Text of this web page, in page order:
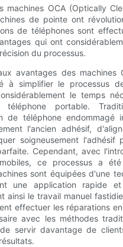
machines OCA (Optically
de pointe ont
de téléphones sont
qui ont
du processus.
avantages des machines
à simplifier le processus
le temps
portable.
de téléphone endommagé
l'ancien adhésif,
soigneusement l'adhésif
Cependant, avec
ce processus a
sont équipées d'une
une application rapide
ainsi le travail manuel
effectuer les réparations
avec les méthodes
servir davantage de